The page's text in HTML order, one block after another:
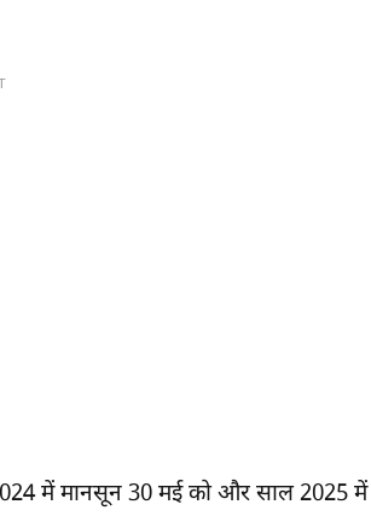
में मानसून 30 मई को और साल 2025 में